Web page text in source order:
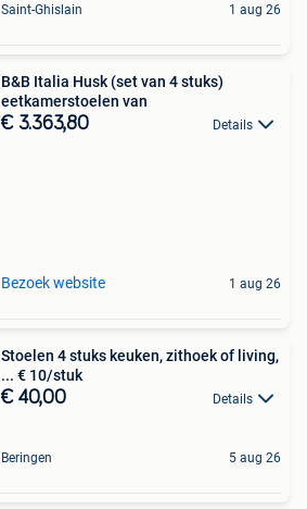
Saint-Ghislain 1 aug 26
B&B Italia Husk (set van 4 stuks)
eetkamerstoelen van
€ 3.363,80 Details
Bezoek website 1 aug 26
Stoelen 4 stuks keuken, zithoek of living,
... € 10/stuk
€ 40,00 Details
Beringen 5 aug 26